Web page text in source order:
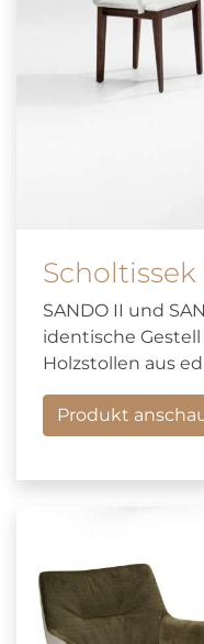
Scholtissek
SANDO II und
identische
Holzstollen aus
Produkt